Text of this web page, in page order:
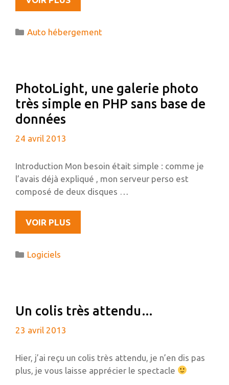
DISTANTES
AVEC
TRUECRYPT
ET
Catégories
Auto hébergement
PhotoLight, une galerie photo
très simple en PHP sans base de
données
24 avril 2013
Introduction Mon besoin était simple : comme je
l’avais déjà expliqué , mon serveur perso est
composé de deux disques …
VOIR PLUSPHOTOLIGHT,
UNE
PHP
DONNÉES
Catégories
Logiciels
Un colis très attendu…
23 avril 2013
Hier, j’ai reçu un colis très attendu, je n’en dis pas
plus, je vous laisse apprécier le spectacle